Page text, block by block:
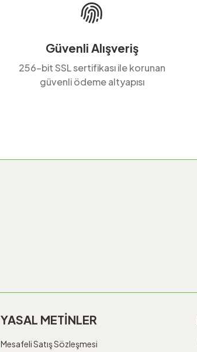
Güvenli Alışveriş
256-bit SSL sertifikası ile korunan
güvenli ödeme altyapısı
YASAL METİNLER
Mesafeli Satış Sözleşmesi